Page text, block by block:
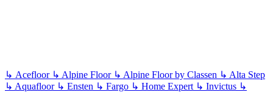
↳ Acefloor ↳ Alpine Floor ↳ Alpine Floor by Classen ↳ Alta Step
↳ Aquafloor ↳ Ensten ↳ Fargo ↳ Home Expert ↳ Invictus ↳